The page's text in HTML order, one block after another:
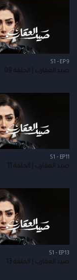
S1 - EP9
صيد العقارب | الحلقة 09
S1 - EP11
صيد العقارب | الحلقة 11
S1 - EP13
صيد العقارب | الحلقة 13